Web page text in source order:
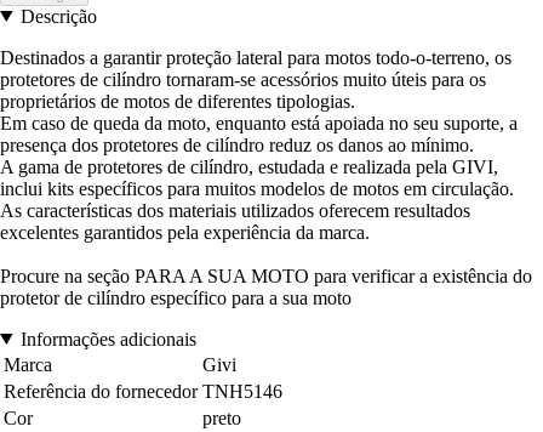
Descrição
Destinados a garantir proteção lateral para motos todo-o-terreno, os
protetores de cilíndro tornaram-se acessórios muito úteis para os
proprietários de motos de diferentes tipologias.
Em caso de queda da moto, enquanto está apoiada no seu suporte, a
presença dos protetores de cilíndro reduz os danos ao mínimo.
A gama de protetores de cilíndro, estudada e realizada pela GIVI,
inclui kits específicos para muitos modelos de motos em circulação.
As características dos materiais utilizados oferecem resultados
excelentes garantidos pela experiência da marca.
Procure na seção PARA A SUA MOTO para verificar a existência do
protetor de cilíndro específico para a sua moto
Informações adicionais
Marca
Givi
Referência do fornecedor TNH5146
Cor
preto